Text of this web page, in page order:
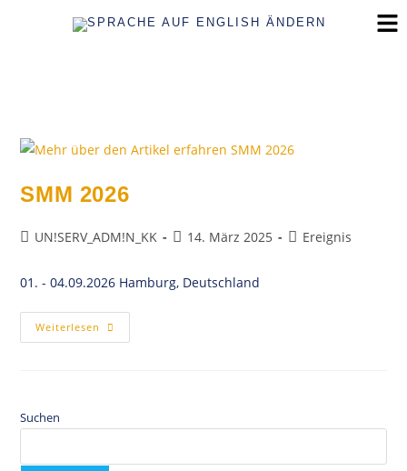
SMM 2026
UN!SERV_ADM!N_KK 14. März 2025 Ereignis
01. - 04.09.2026 Hamburg, Deutschland
Weiterlesen
Suchen